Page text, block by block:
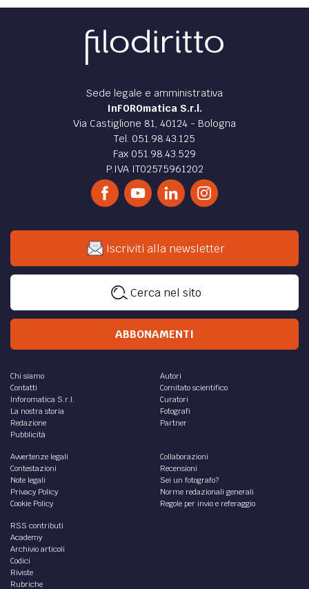
Sede legale e amministrativa
InFOROmatica S.r.l.
Via Castiglione 81, 40124 - Bologna
Tel. 051.98.43.125
Fax 051.98.43.529
P.IVA IT02575961202
Iscriviti alla newsletter
Cerca nel sito
ABBONAMENTI
Chi siamo
Contatti
Inforomatica S.r.l.
La nostra storia
Redazione
Pubblicità
Autori
Comitato scientifico
Curatori
Fotografi
Partner
Avvertenze legali
Contestazioni
Note legali
Privacy Policy
Cookie Policy
Collaborazioni
Recensioni
Sei un fotografo?
Norme redazionali generali
Regole per invio e referaggio
RSS contributi
Academy
Archivio articoli
Codici
Riviste
Rubriche